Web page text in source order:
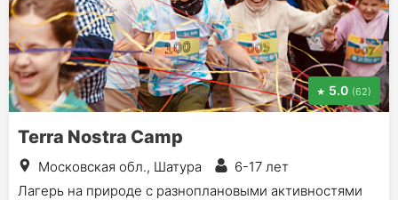
5.0 (62)
Terra Nostra Camp
Московская обл., Шатура
6-17 лет
Лагерь на природе с разноплановыми активностями